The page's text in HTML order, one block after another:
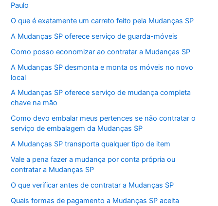
Paulo
O que é exatamente um carreto feito pela Mudanças SP
A Mudanças SP oferece serviço de guarda-móveis
Como posso economizar ao contratar a Mudanças SP
A Mudanças SP desmonta e monta os móveis no novo
local
A Mudanças SP oferece serviço de mudança completa
chave na mão
Como devo embalar meus pertences se não contratar o
serviço de embalagem da Mudanças SP
A Mudanças SP transporta qualquer tipo de item
Vale a pena fazer a mudança por conta própria ou
contratar a Mudanças SP
O que verificar antes de contratar a Mudanças SP
Quais formas de pagamento a Mudanças SP aceita